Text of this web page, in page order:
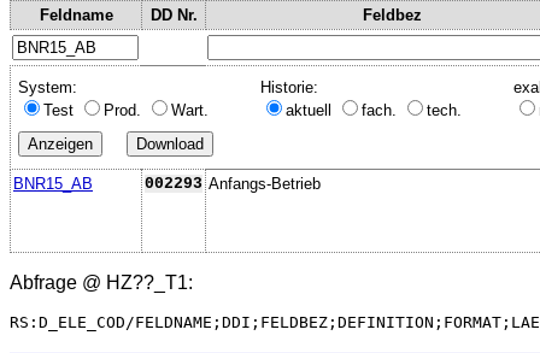
Feldname DD Nr. Feldbez
System:
Test
Prod. Wart.
Historie:
aktuell
fach. tech.
BNR15_AB 002293 Anfangs-Betrieb
Abfrage @ HZ??_T1:
RS:D_ELE_COD/